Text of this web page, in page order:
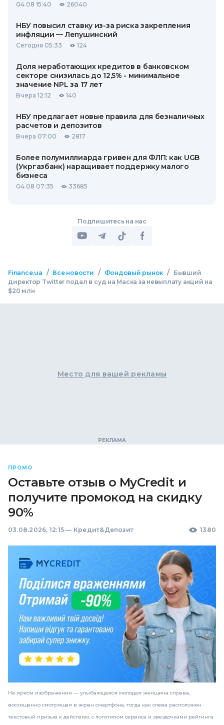
04.08 15:40 26040
НБУ повысил ставку из-за риска закрепления
инфляции — Лепушинский
Сегодня 05:33 124
Доля неработающих кредитов в банковском
секторе снизилась до 12,5% - минимальное
значение NPL за 17 лет
Вчера 12:12 140
НБУ предлагает новые правила для безналичных
расчетов и депозитов
Вчера 07:00 2817
Более полумиллиарда гривен для ФЛП: как UGB
(Укргазбанк) наращивает поддержку малого
бизнеса
04.08 07:35 33685
Подпишитесь на нас
Finance.ua / Все новости / Фондовый рынок /
Бывший
директор Twitter подал в суд на Маска за невыплату акций на
$20 млн
Место для вашей рекламы
ПРОМО
Оставьте отзыв о MyCredit и
получите промокод на скидку
90%
03.08.2026, 12:15 — Кредит&Депозит 1380
На ярком изображении — улыбающаяся молодая женщина справа,
восхищенно смотрящая в экран смартфона, тогда как слева расположен
текстовый призыв к действию, с логотипом сервиса и звездочками рейтинга.